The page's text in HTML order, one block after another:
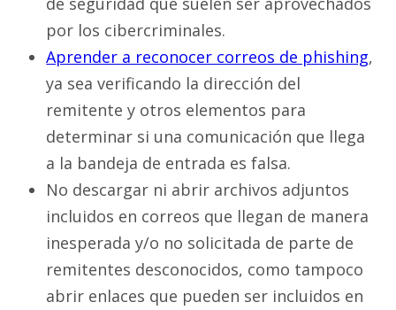
por los cibercriminales.
Aprender a reconocer correos de phishing,
ya sea verificando la dirección del
remitente y otros elementos para
determinar si una comunicación que llega
a la bandeja de entrada es falsa.
No descargar ni abrir archivos adjuntos
incluidos en correos que llegan de manera
inesperada y/o no solicitada de parte de
remitentes desconocidos, como tampoco
abrir enlaces que pueden ser incluidos en